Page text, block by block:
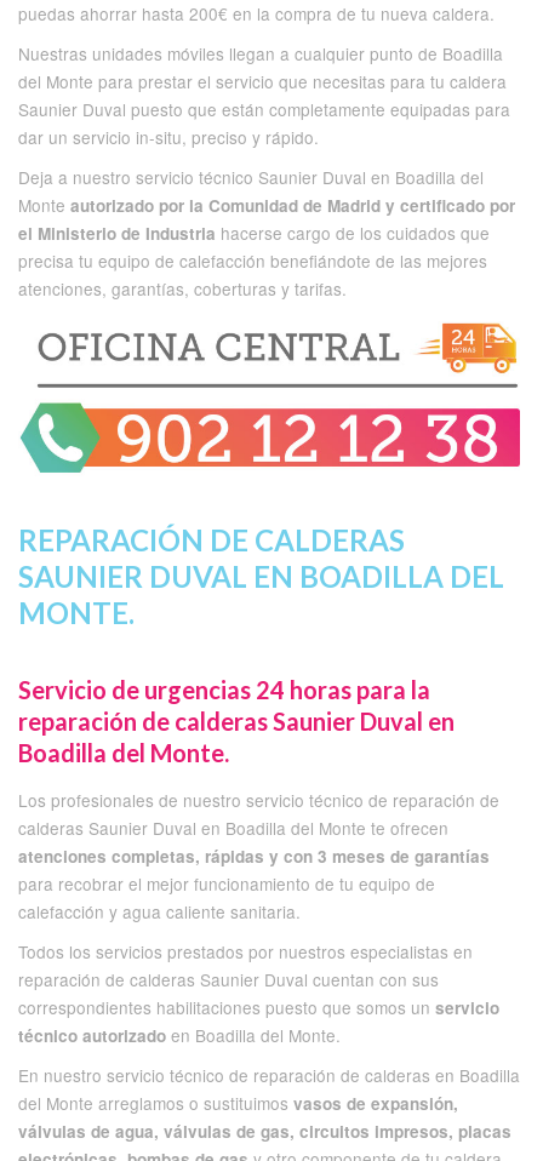
puedas ahorrar hasta 200€ en la compra de tu nueva caldera.
Nuestras unidades móviles llegan a cualquier punto de Boadilla
del Monte para prestar el servicio que necesitas para tu caldera
Saunier Duval puesto que están completamente equipadas para
dar un servicio in-situ, preciso y rápido.
Deja a nuestro servicio técnico Saunier Duval en Boadilla del
Monte autorizado por la Comunidad de Madrid y certificado por
el Ministerio de Industria hacerse cargo de los cuidados que
precisa tu equipo de calefacción benefiándote de las mejores
atenciones, garantías, coberturas y tarifas.
REPARACIÓN DE CALDERAS
SAUNIER DUVAL EN BOADILLA DEL
MONTE.
Servicio de urgencias 24 horas para la
reparación de calderas Saunier Duval en
Boadilla del Monte.
Los profesionales de nuestro servicio técnico de reparación de
calderas Saunier Duval en Boadilla del Monte te ofrecen
atenciones completas, rápidas y con 3 meses de garantías
para recobrar el mejor funcionamiento de tu equipo de
calefacción y agua caliente sanitaria.
Todos los servicios prestados por nuestros especialistas en
reparación de calderas Saunier Duval cuentan con sus
correspondientes habilitaciones puesto que somos un servicio
técnico autorizado en Boadilla del Monte.
En nuestro servicio técnico de reparación de calderas en Boadilla
del Monte arreglamos o sustituimos vasos de expansión,
válvulas de agua, válvulas de gas, circuitos impresos, placas